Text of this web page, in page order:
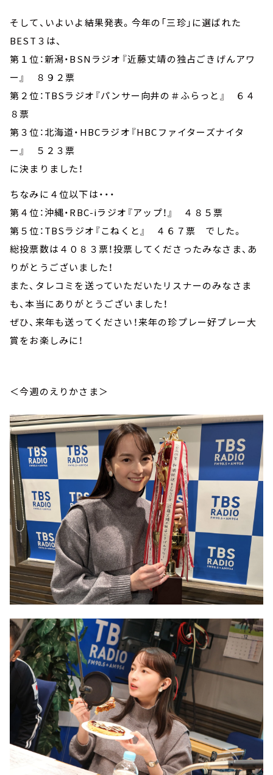
そして、いよいよ結果発表。今年の「三珍」に選ばれた
BEST３は、
第１位：新潟・BSNラジオ『近藤丈靖の独占ごきげんアワ
ー』 ８９２票
第２位：TBSラジオ『パンサー向井の＃ふらっと』 ６４
８票
第３位：北海道・HBCラジオ『HBCファイターズナイタ
ー』 ５２３票
に決まりました！
ちなみに４位以下は・・・
第４位：沖縄・RBC-iラジオ『アップ！』 ４８５票
第５位：TBSラジオ『こねくと』 ４６７票 でした。
総投票数は４０８３票！投票してくださったみなさま、あ
りがとうございました！
また、タレコミを送っていただいたリスナーのみなさま
も、本当にありがとうございました！
ぜひ、来年も送ってください！来年の珍プレー好プレー大
賞をお楽しみに！
＜今週のえりかさま＞